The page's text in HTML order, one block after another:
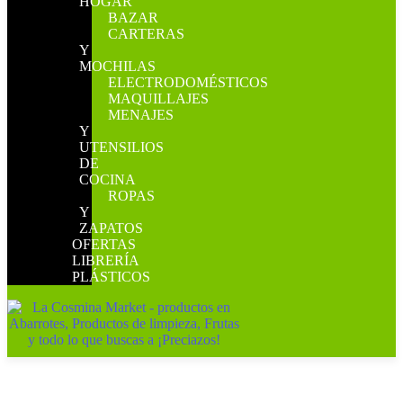
BAZAR
CARTERAS
Y
MOCHILAS
ELECTRODOMÉSTICOS
MAQUILLAJES
MENAJES
Y
UTENSILIOS
DE
COCINA
ROPAS
Y
ZAPATOS
OFERTAS
LIBRERÍA
PLÁSTICOS